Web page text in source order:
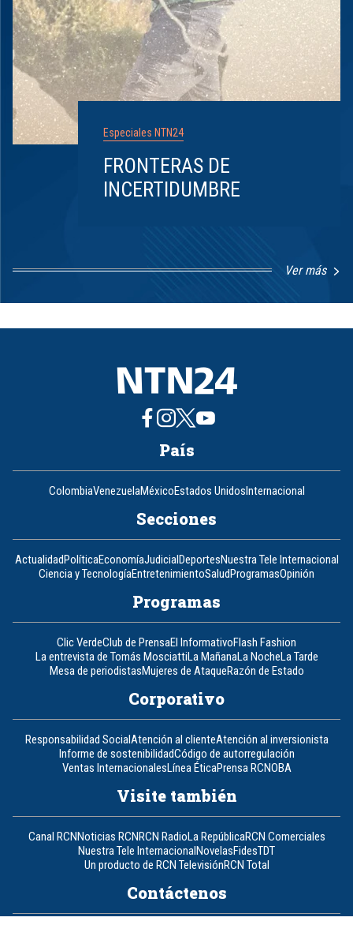
Especiales NTN24
FRONTERAS DE
INCERTIDUMBRE
Ver más
8
País
ColombiaVenezuelaMéxicoEstados UnidosInternacional
Secciones
ActualidadPolíticaEconomíaJudicialDeportesNuestra Tele Internacional
Ciencia y TecnologíaEntretenimientoSaludProgramasOpinión
Programas
Clic VerdeClub de PrensaEl InformativoFlash Fashion
La entrevista de Tomás MosciattiLa MañanaLa NocheLa Tarde
Mesa de periodistasMujeres de AtaqueRazón de Estado
Corporativo
Responsabilidad SocialAtención al clienteAtención al inversionista
Informe de sostenibilidadCódigo de autorregulación
Ventas InternacionalesLínea ÉticaPrensa RCNOBA
Visite también
Canal RCNNoticias RCNRCN RadioLa RepúblicaRCN Comerciales
Nuestra Tele InternacionalNovelasFidesTDT
Un producto de RCN TelevisiónRCN Total
Contáctenos